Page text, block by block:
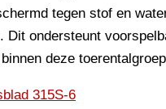
tegen stof en
Dit ondersteunt
deze
315S-6